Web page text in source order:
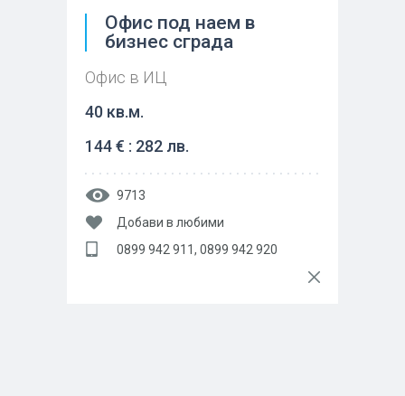
Офис под наем в
бизнес сграда
Офис в ИЦ
40 кв.м.
144 € : 282 лв.
9713
Добави в любими
0899 942 911, 0899 942 920